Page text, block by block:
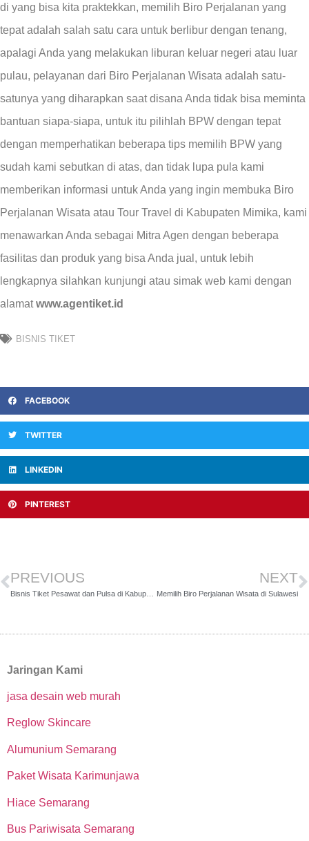
di yang bisa kita praktekkan, memilih Biro Perjalanan yang
tepat adalah salah satu cara untuk berlibur dengan tenang,
apalagi Anda yang melakukan liburan keluar negeri atau luar
pulau, pelayanan dari Biro Perjalanan Wisata adalah satu-
satunya yang diharapkan saat disana Anda tidak bisa meminta
bantuan siapa-siapa, untuk itu pilihlah BPW dengan tepat
dengan memperhatikan beberapa tips memilih BPW yang
sudah kami sebutkan di atas, dan tidak lupa pula kami
memberikan informasi untuk Anda yang ingin membuka Biro
Perjalanan Wisata atau Tour Travel di Kabupaten Mimika, kami
menawarkan Anda sebagai Mitra Agen dengan beberapa
fasilitas dan produk yang bisa Anda jual, untuk lebih
lengkapnya silahkan kunjungi atau simak web kami dengan
alamatwww.agentiket.id
BISNIS TIKET
FACEBOOK
TWITTER
LINKEDIN
PINTEREST
PREVIOUS NEXT
Memilih Biro Perjalanan Wisata di Sulawesi
Jaringan Kami
jasa desain web murah
Reglow Skincare
Alumunium Semarang
Paket Wisata Karimunjawa
Hiace Semarang
Bus Pariwisata Semarang